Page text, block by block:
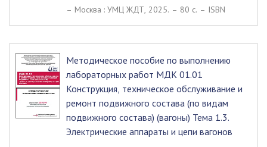
– Москва : УМЦ ЖДТ, 2025. – 80 c. – ISBN
Методическое пособие по выполнению
лабораторных работ МДК 01.01
Конструкция, техническое обслуживание и
ремонт подвижного состава (по видам
подвижного состава) (вагоны) Тема 1.3.
Электрические аппараты и цепи вагонов